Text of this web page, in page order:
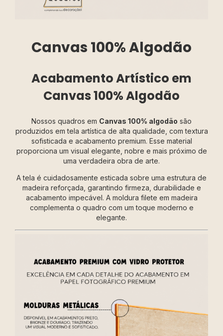
Canvas 100% Algodão
Acabamento Artístico em
Canvas 100% Algodão
Nossos quadros em Canvas 100% algodão são
produzidos em tela artística de alta qualidade, com textura
sofisticada e acabamento premium. Esse material
proporciona um visual elegante, nobre e mais próximo de
uma verdadeira obra de arte.
A tela é cuidadosamente esticada sobre uma estrutura de
madeira reforçada, garantindo firmeza, durabilidade e
acabamento impecável. A moldura filete em madeira
complementa o quadro com um toque moderno e
elegante.